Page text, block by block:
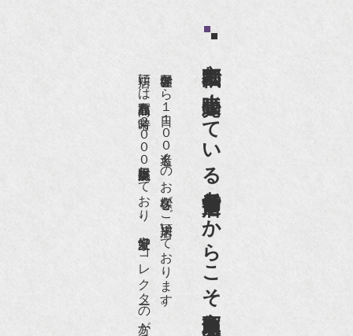
京都祇園で小売販売している
世界各国から１日１００名近くのお客様がご来店頂いております。
店頭には買取商品を常時２０００点以上展示販売しており、